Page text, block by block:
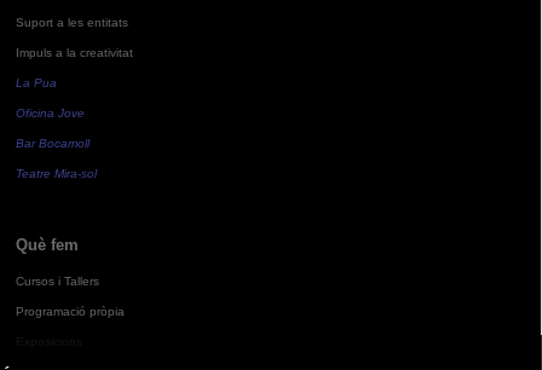
Suport a les entitats
Impuls a la creativitat
La Pua
Oficina Jove
Bar Bocamoll
Teatre Mira-sol
Què fem
Cursos i Tallers
Programació pròpia